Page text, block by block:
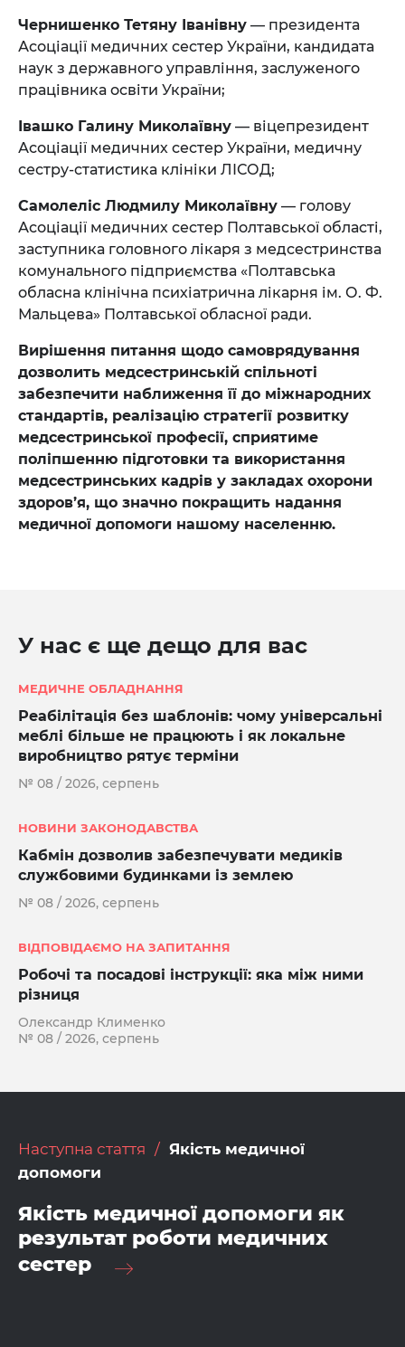
Чернишенко Тетяну Іванівну — президента
Асоціації медичних сестер України, кандидата
наук з державного управління, заслуженого
працівника освіти України;
Івашко Галину Миколаївну — віцепрезидент
Асоціації медичних сестер України, медичну
сестру-статистика клініки ЛІСОД;
Самолеліс Людмилу Миколаївну — голову
Асоціації медичних сестер Полтавської області,
заступника головного лікаря з медсестринства
комунального підприємства «Полтавська
обласна клінічна психіатрична лікарня ім. О. Ф.
Мальцева» Полтавської обласної ради.
Вирішення питання щодо самоврядування
дозволить медсестринській спільноті
забезпечити наближення її до міжнародних
стандартів, реалізацію стратегії розвитку
медсестринської професії, сприятиме
поліпшенню підготовки та використання
медсестринських кадрів у закладах охорони
здоров’я, що значно покращить надання
медичної допомоги нашому населенню.
У нас є ще дещо для вас
МЕДИЧНЕ ОБЛАДНАННЯ
Реабілітація без шаблонів: чому універсальні
меблі більше не працюють і як локальне
виробництво рятує терміни
№ 08 / 2026, серпень
НОВИНИ ЗАКОНОДАВСТВА
Кабмін дозволив забезпечувати медиків
службовими будинками із землею
№ 08 / 2026, серпень
ВІДПОВІДАЄМО НА ЗАПИТАННЯ
Робочі та посадові інструкції: яка між ними
різниця
Олександр Клименко
№ 08 / 2026, серпень
Наступна стаття
Якість медичної
допомоги
Якість медичної допомоги як
результат роботи медичних
сестер